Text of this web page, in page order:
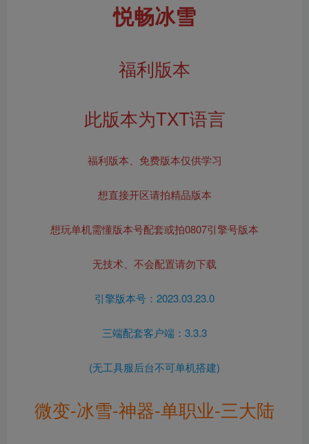
悦畅冰雪
福利版本
此版本为TXT语言
福利版本、免费版本仅供学习
想直接开区请拍精品版本
想玩单机需懂版本号配套或拍0807引擎号版本
无技术、不会配置请勿下载
引擎版本号：2023.03.23.0
三端配套客户端：3.3.3
(无工具服后台不可单机搭建)
微变-冰雪-神器-单职业-三大陆